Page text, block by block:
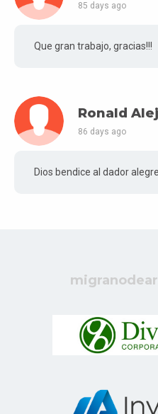
85 days ago
Que gran trabajo, gracias!!!
Ronald
86 days ago
Dios bendice al dador alegre